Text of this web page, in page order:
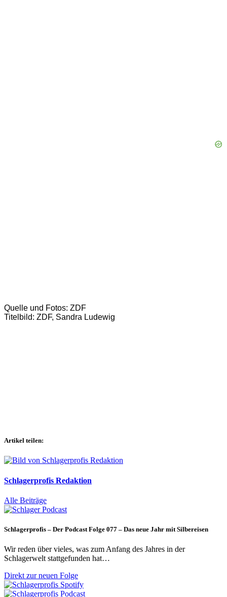
Quelle und Fotos: ZDF
Titelbild: ZDF, Sandra Ludewig
Artikel teilen:
Schlagerprofis Redaktion
Alle Beiträge
Schlagerprofis – Der Podcast Folge 077 – Das neue Jahr mit Silbereisen
Wir reden über vieles, was zum Anfang des Jahres in der
Schlagerwelt stattgefunden hat…
Direkt zur neuen Folge